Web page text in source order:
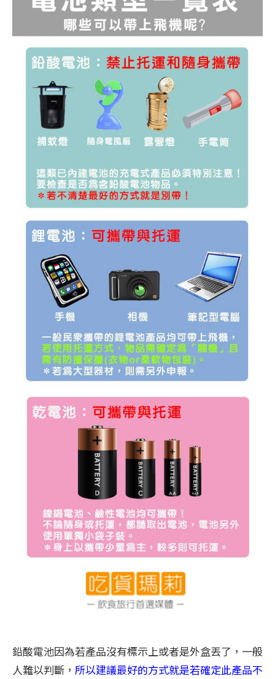
鉛酸電池因為若產品沒有標示上或者是外盒丟了，一般
人難以判斷， 所以建議最好的方式就是若確定此產品不